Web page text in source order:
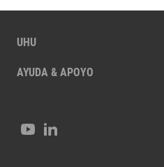
UHU
AYUDA & APOYO
YoutubeLinkedIn